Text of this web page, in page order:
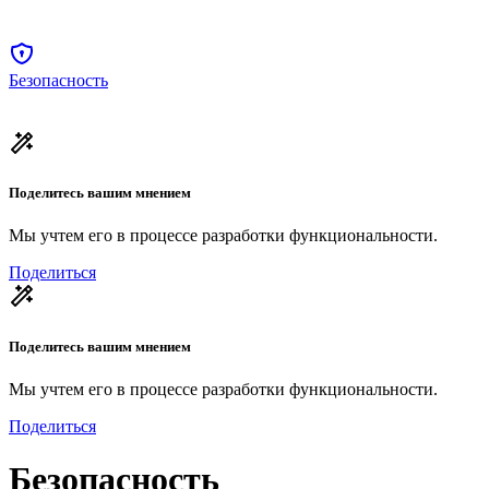
Безопасность
Поделитесь вашим мнением
Мы учтем его в процессе разработки функциональности.
Поделиться
Поделитесь вашим мнением
Мы учтем его в процессе разработки функциональности.
Поделиться
Безопасность